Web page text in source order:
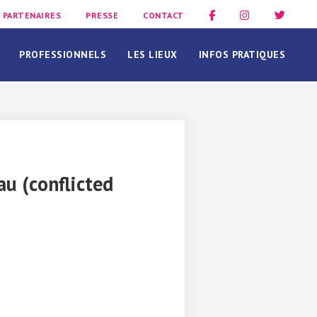
PARTENAIRES PRESSE CONTACT
PROFESSIONNELS LES LIEUX INFOS PRATIQUES
(conflicted